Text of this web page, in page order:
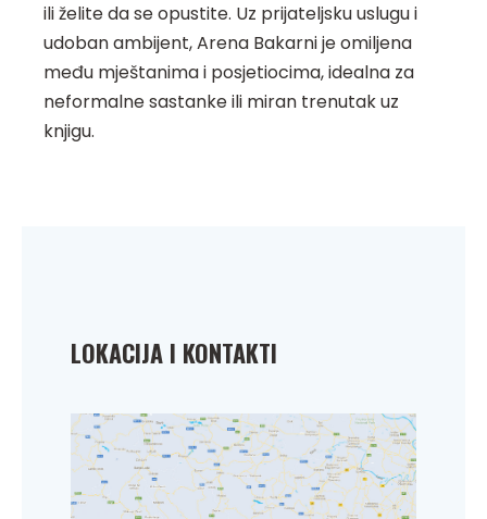
ili želite da se opustite. Uz prijateljsku uslugu i
udoban ambijent, Arena Bakarni je omiljena
među mještanima i posjetiocima, idealna za
neformalne sastanke ili miran trenutak uz
knjigu.
LOKACIJA I KONTAKTI